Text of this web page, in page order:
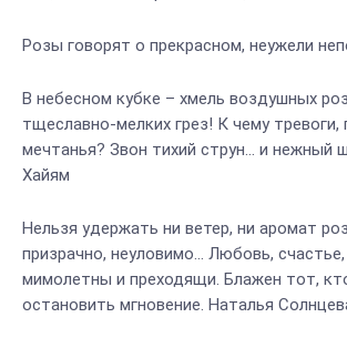
Розы говорят о прекрасном, неужели
В небесном кубке – хмель воздушных
тщеславно-мелких грез! К чему тревоги,
мечтанья? Звон тихий струн… и нежный
Хайям
Нельзя удержать ни ветер, ни аромат
призрачно, неуловимо… Любовь,
мимолетны и преходящи. Блажен тот,
остановить мгновение. Наталья